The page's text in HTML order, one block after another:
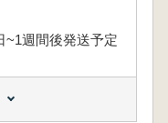
~1週間後発送予定